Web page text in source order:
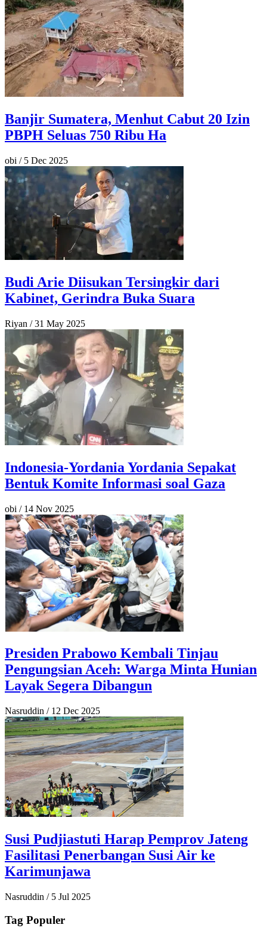
Banjir Sumatera, Menhut Cabut 20 Izin
PBPH Seluas 750 Ribu Ha
obi / 5 Dec 2025
Budi Arie Diisukan Tersingkir dari
Kabinet, Gerindra Buka Suara
Riyan / 31 May 2025
Indonesia-Yordania Yordania Sepakat
Bentuk Komite Informasi soal Gaza
obi / 14 Nov 2025
Presiden Prabowo Kembali Tinjau
Pengungsian Aceh: Warga Minta Hunian
Layak Segera Dibangun
Nasruddin / 12 Dec 2025
Susi Pudjiastuti Harap Pemprov Jateng
Fasilitasi Penerbangan Susi Air ke
Karimunjawa
Nasruddin / 5 Jul 2025
Tag Populer